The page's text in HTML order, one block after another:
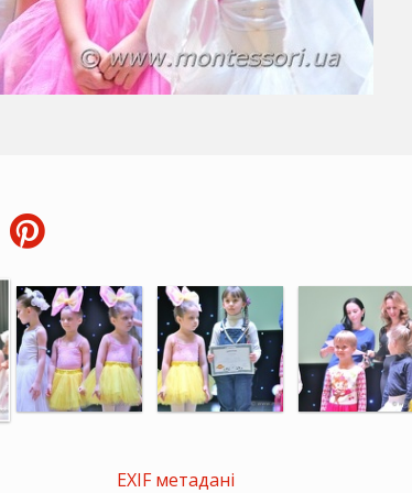
EXIF метадані